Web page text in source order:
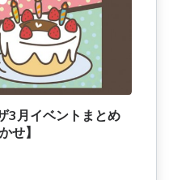
3月イベントまとめ
せ】